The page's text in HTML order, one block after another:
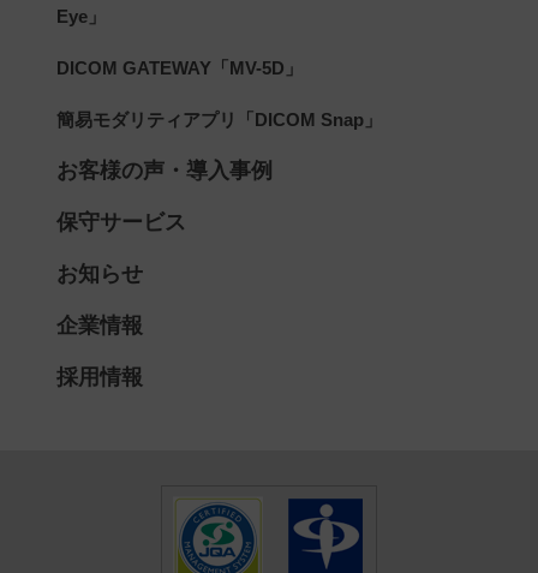
Eye」
DICOM GATEWAY「MV-5D」
簡易モダリティアプリ「DICOM Snap」
お客様の声・導入事例
保守サービス
お知らせ
企業情報
採用情報